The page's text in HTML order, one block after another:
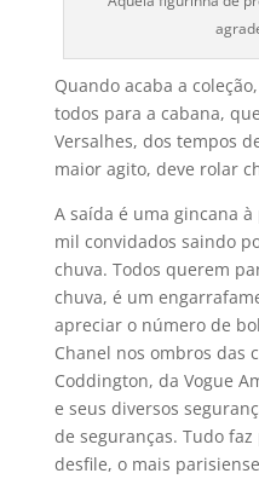
Quando acaba a
todos para a cabana,
Versalhes, dos tempos
maior agito, deve rolar
A saí­da é uma gincana
mil convidados saindo
chuva. Todos querem
chuva, é um
apreciar o número de
Chanel nos ombros das
Coddington, da Vogue
e seus diversos
de seguranças. Tudo
desfile, o mais